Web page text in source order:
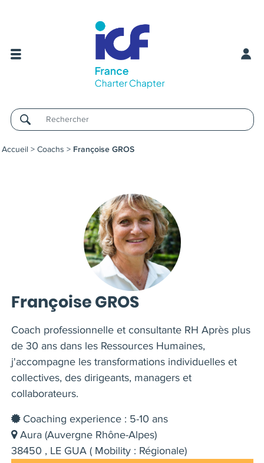
Username
Accueil > Coachs > Françoise GROS
Françoise GROS
Coach professionnelle et consultante RH Après plus
de 30 ans dans les Ressources Humaines,
j'accompagne les transformations individuelles et
collectives, des dirigeants, managers et
collaborateurs.
Coaching experience : 5-10 ans
Aura (Auvergne Rhône-Alpes)
38450 , LE GUA ( Mobility : Régionale)